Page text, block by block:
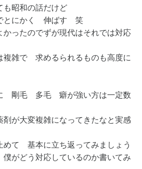
昭和の話だけど
とにかく 伸ばす 笑
かったのでずが現代はそれでは対応
雑で 求めるられるものも高度に
剛毛 多毛 癖が強い方は一定数
が大変複雑になってきたなと実感
めて 基本に立ち返ってみましょう
がどう対応しているのか書いてみ